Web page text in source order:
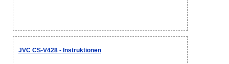
JVC CS-V428 - Instruktionen